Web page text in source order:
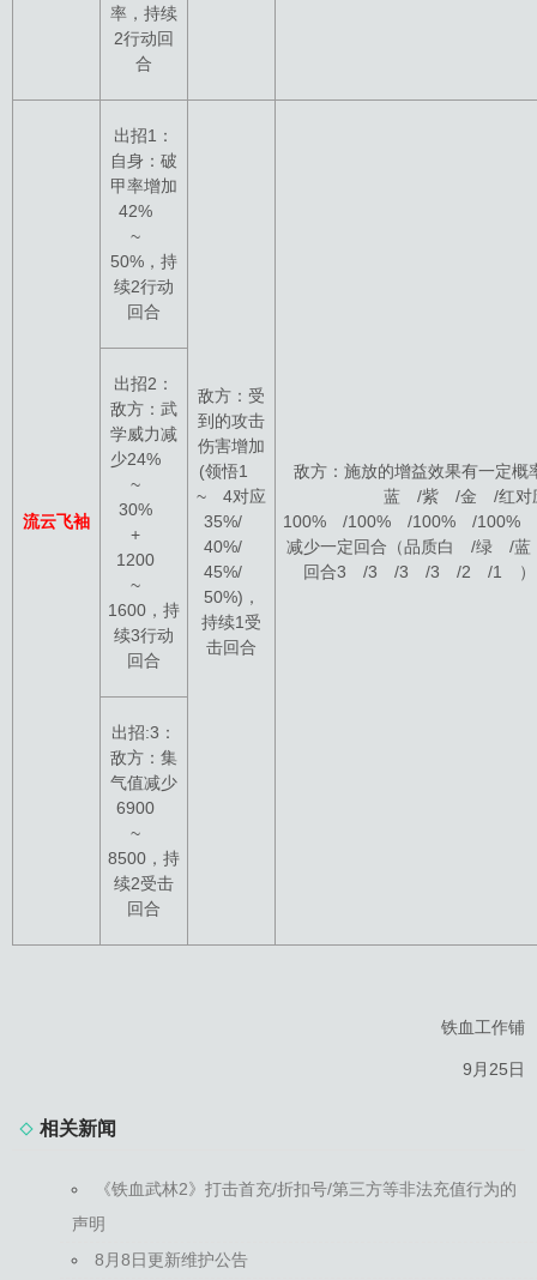
率，持续
2行动回
合
流云飞袖
出招1：
自身：破
甲率增加
42%
~
50%，持
续2行动
回合
敌方：受
到的攻击
伤害增加
(领悟1
~ 4对应
35%/
40%/
45%/
50%)，
持续1受
击回合
敌方：施放的增益效果有一定
蓝 /紫 /金 /红对
100% /100% /100% /100%
减少一定回合（品质白 /绿 /
回合3 /3 /3 /3 /2 /1 ），
出招2：
敌方：武
学威力减
少24%
~
30%
+
1200
~
1600，持
续3行动
回合
出招:3：
敌方：集
气值减少
6900
~
8500，持
续2受击
回合
铁血工作铺
9月25日
相关新闻
《铁血武林2》打击首充/折扣号/第三方等非法充值行为的
声明
8月8日更新维护公告